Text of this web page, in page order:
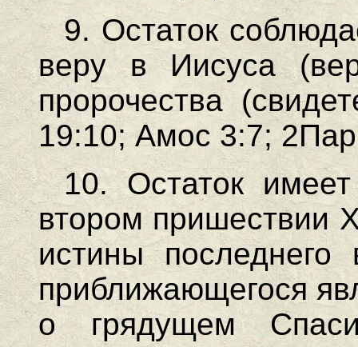
9. Остаток
веру в Иисуса
пророчества
19:10; Амос 3:7;
10. Остаток
втором пришествии
истины последнего
приближающегося
о грядущем